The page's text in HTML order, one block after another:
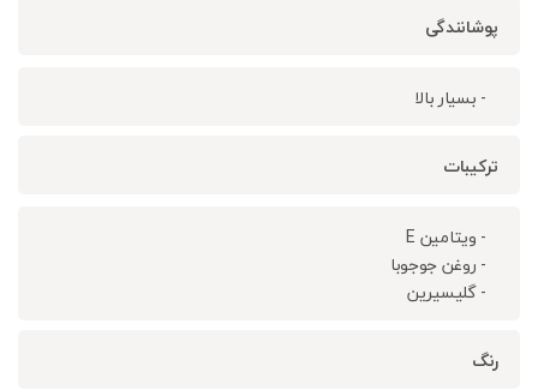
پوشانندگی
- بسیار بالا
ترکیبات
- ویتامین E
- روغن جوجوبا
- گلیسیرین
رنگ